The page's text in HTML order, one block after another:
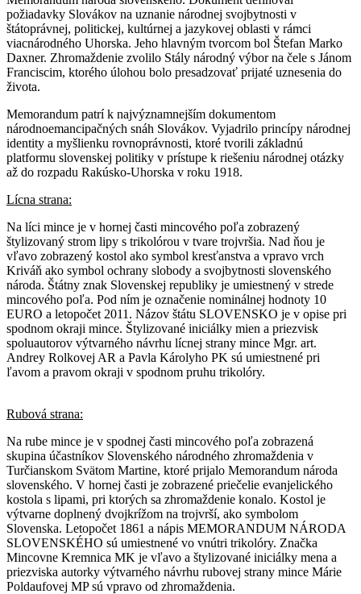
požiadavky Slovákov na uznanie národnej svojbytnosti v
štátoprávnej, politickej, kultúrnej a jazykovej oblasti v rámci
viacnárodného Uhorska. Jeho hlavným tvorcom bol Štefan Marko
Daxner. Zhromaždenie zvolilo Stály národný výbor na čele s Jánom
Franciscim, ktorého úlohou bolo presadzovať prijaté uznesenia do
života.
Memorandum patrí k najvýznamnejším dokumentom
národnoemancipačných snáh Slovákov. Vyjadrilo princípy národnej
identity a myšlienku rovnoprávnosti, ktoré tvorili základnú
platformu slovenskej politiky v prístupe k riešeniu národnej otázky
až do rozpadu Rakúsko-Uhorska v roku 1918.
Lícna strana:
Na líci mince je v hornej časti mincového poľa zobrazený
štylizovaný strom lipy s trikolórou v tvare trojvršia. Nad ňou je
vľavo zobrazený kostol ako symbol kresťanstva a vpravo vrch
Kriváň ako symbol ochrany slobody a svojbytnosti slovenského
národa. Štátny znak Slovenskej republiky je umiestnený v strede
mincového poľa. Pod ním je označenie nominálnej hodnoty 10
EURO a letopočet 2011. Názov štátu SLOVENSKO je v opise pri
spodnom okraji mince. Štylizované iniciálky mien a priezvisk
spoluautorov výtvarného návrhu lícnej strany mince Mgr. art.
Andrey Rolkovej AR a Pavla Károlyho PK sú umiestnené pri
ľavom a pravom okraji v spodnom pruhu trikolóry.
Rubová strana:
Na rube mince je v spodnej časti mincového poľa zobrazená
skupina účastníkov Slovenského národného zhromaždenia v
Turčianskom Svätom Martine, ktoré prijalo Memorandum národa
slovenského. V hornej časti je zobrazené priečelie evanjelického
kostola s lipami, pri ktorých sa zhromaždenie konalo. Kostol je
výtvarne doplnený dvojkrížom na trojvrší, ako symbolom
Slovenska. Letopočet 1861 a nápis MEMORANDUM NÁRODA
SLOVENSKÉHO sú umiestnené vo vnútri trikolóry. Značka
Mincovne Kremnica MK je vľavo a štylizované iniciálky mena a
priezviska autorky výtvarného návrhu rubovej strany mince Márie
Poldaufovej MP sú vpravo od zhromaždenia.